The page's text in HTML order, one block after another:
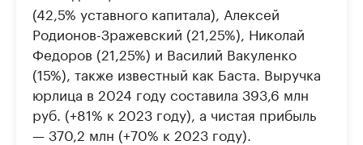
(42,5% уставного капитала), Алексей
Родионов-Зражевский (21,25%), Николай
Федоров (21,25%) и Василий Вакуленко
(15%), также известный как Баста. Выручка
юрлица в 2024 году составила 393,6 млн
руб. (+81% к 2023 году), а чистая прибыль
— 370,2 млн (+70% к 2023 году).